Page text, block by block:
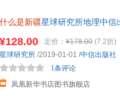
什么是新疆星球研究所地理中信
¥128.00 定价： ¥178.00 (7.2折)
凤凰新华书店图书旗舰店
1条评论
星球研究所 /2019-01-01 /中信出版社